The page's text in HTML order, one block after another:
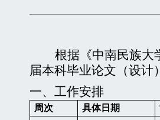
根据《中南民族大
届本科毕业论文（设计
一、 工作安排
周次 具体日期